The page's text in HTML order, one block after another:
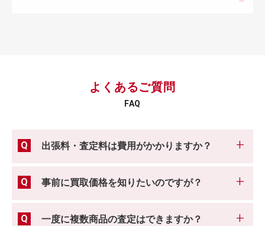
よくあるご質問
FAQ
出張料・査定料は費用がかかりますか？
事前に買取価格を知りたいのですが？
一度に複数商品の査定はできますか？